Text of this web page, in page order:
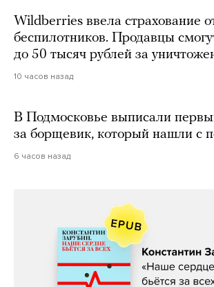
Wildberries ввела страхование
беспилотников. Продавцы
до 50 тысяч рублей за
10 часов назад
В Подмосковье выписали
за борщевик, который нашли
6 часов назад